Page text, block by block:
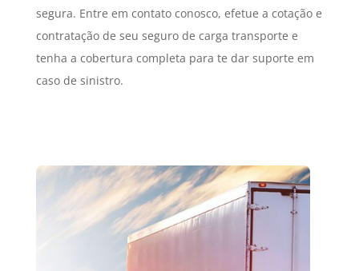
segura. Entre em contato conosco, efetue a cotação e
contratação de seu seguro de carga transporte e
tenha a cobertura completa para te dar suporte em
caso de sinistro.